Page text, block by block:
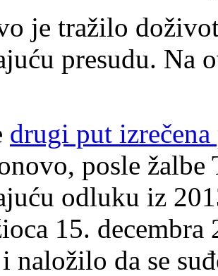
je tražilo
presudu. Na
drugi put izrečena
posle
odluku iz
15.
naložilo da se